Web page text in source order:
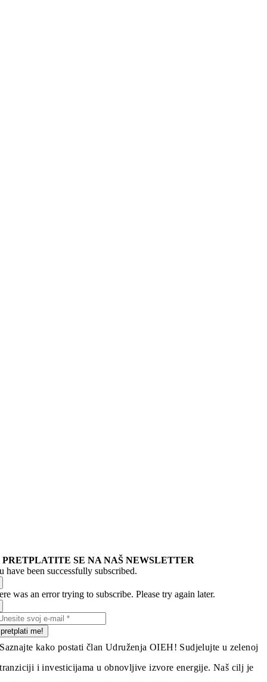
PRETPLATITE SE NA NAŠ NEWSLETTER
have been successfully subscribed.
was an error trying to subscribe. Please try again later.
pretplati me!
Saznajte kako postati član Udruženja OIEH! Sudjelujte u zelenoj
tranziciji i investicijama u obnovljive izvore energije. Naš cilj je